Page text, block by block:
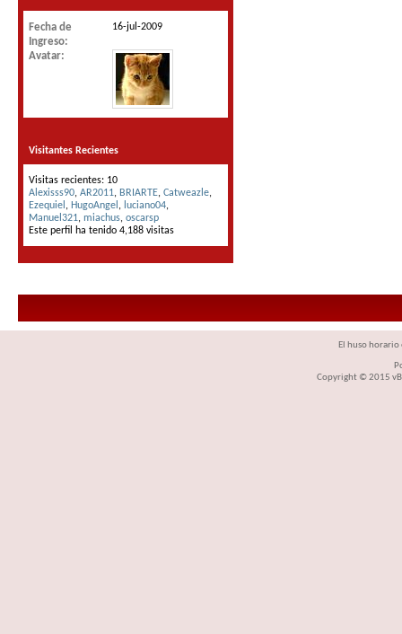
Fecha de
Ingreso
16-jul-2009
Avatar
Visitantes Recientes
Visitas recientes: 10
Alexisss90, AR2011, BRIARTE, Catweazle,
Ezequiel , HugoAngel , luciano04,
Manuel321, miachus, oscarsp
Este perfil ha tenido 4,188 visitas
El huso horario
Copyright © 2015